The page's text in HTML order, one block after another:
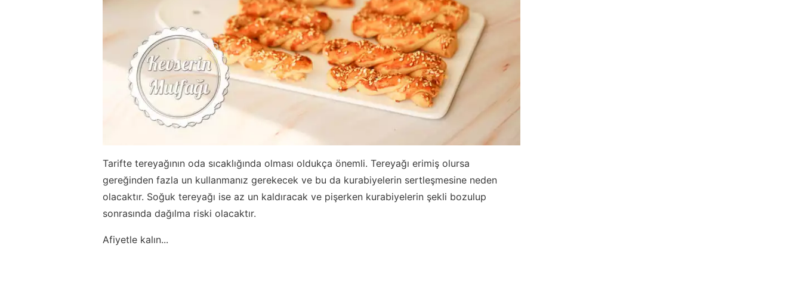
Tarifte tereyağının oda sıcaklığında olması oldukça önemli. Tereyağı erimiş olursa
gereğinden fazla un kullanmanız gerekecek ve bu da kurabiyelerin sertleşmesine neden
olacaktır. Soğuk tereyağı ise az un kaldıracak ve pişerken kurabiyelerin şekli bozulup
sonrasında dağılma riski olacaktır.
Afiyetle kalın...